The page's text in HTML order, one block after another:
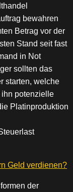
bewahren
Betrag vor der
Stand seit fast
in Not
sollten das
starten, welche
potenzielle
Platinproduktion
Geld verdienen?
der